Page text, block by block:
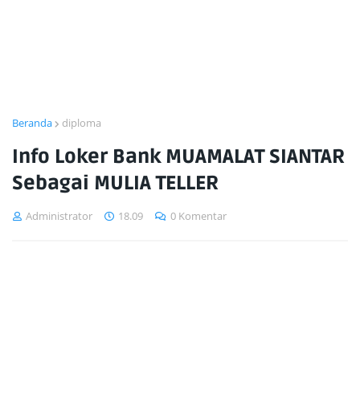
Beranda diploma
Info Loker Bank MUAMALAT SIANTAR
Sebagai MULIA TELLER
Administrator 18.09 0 Komentar